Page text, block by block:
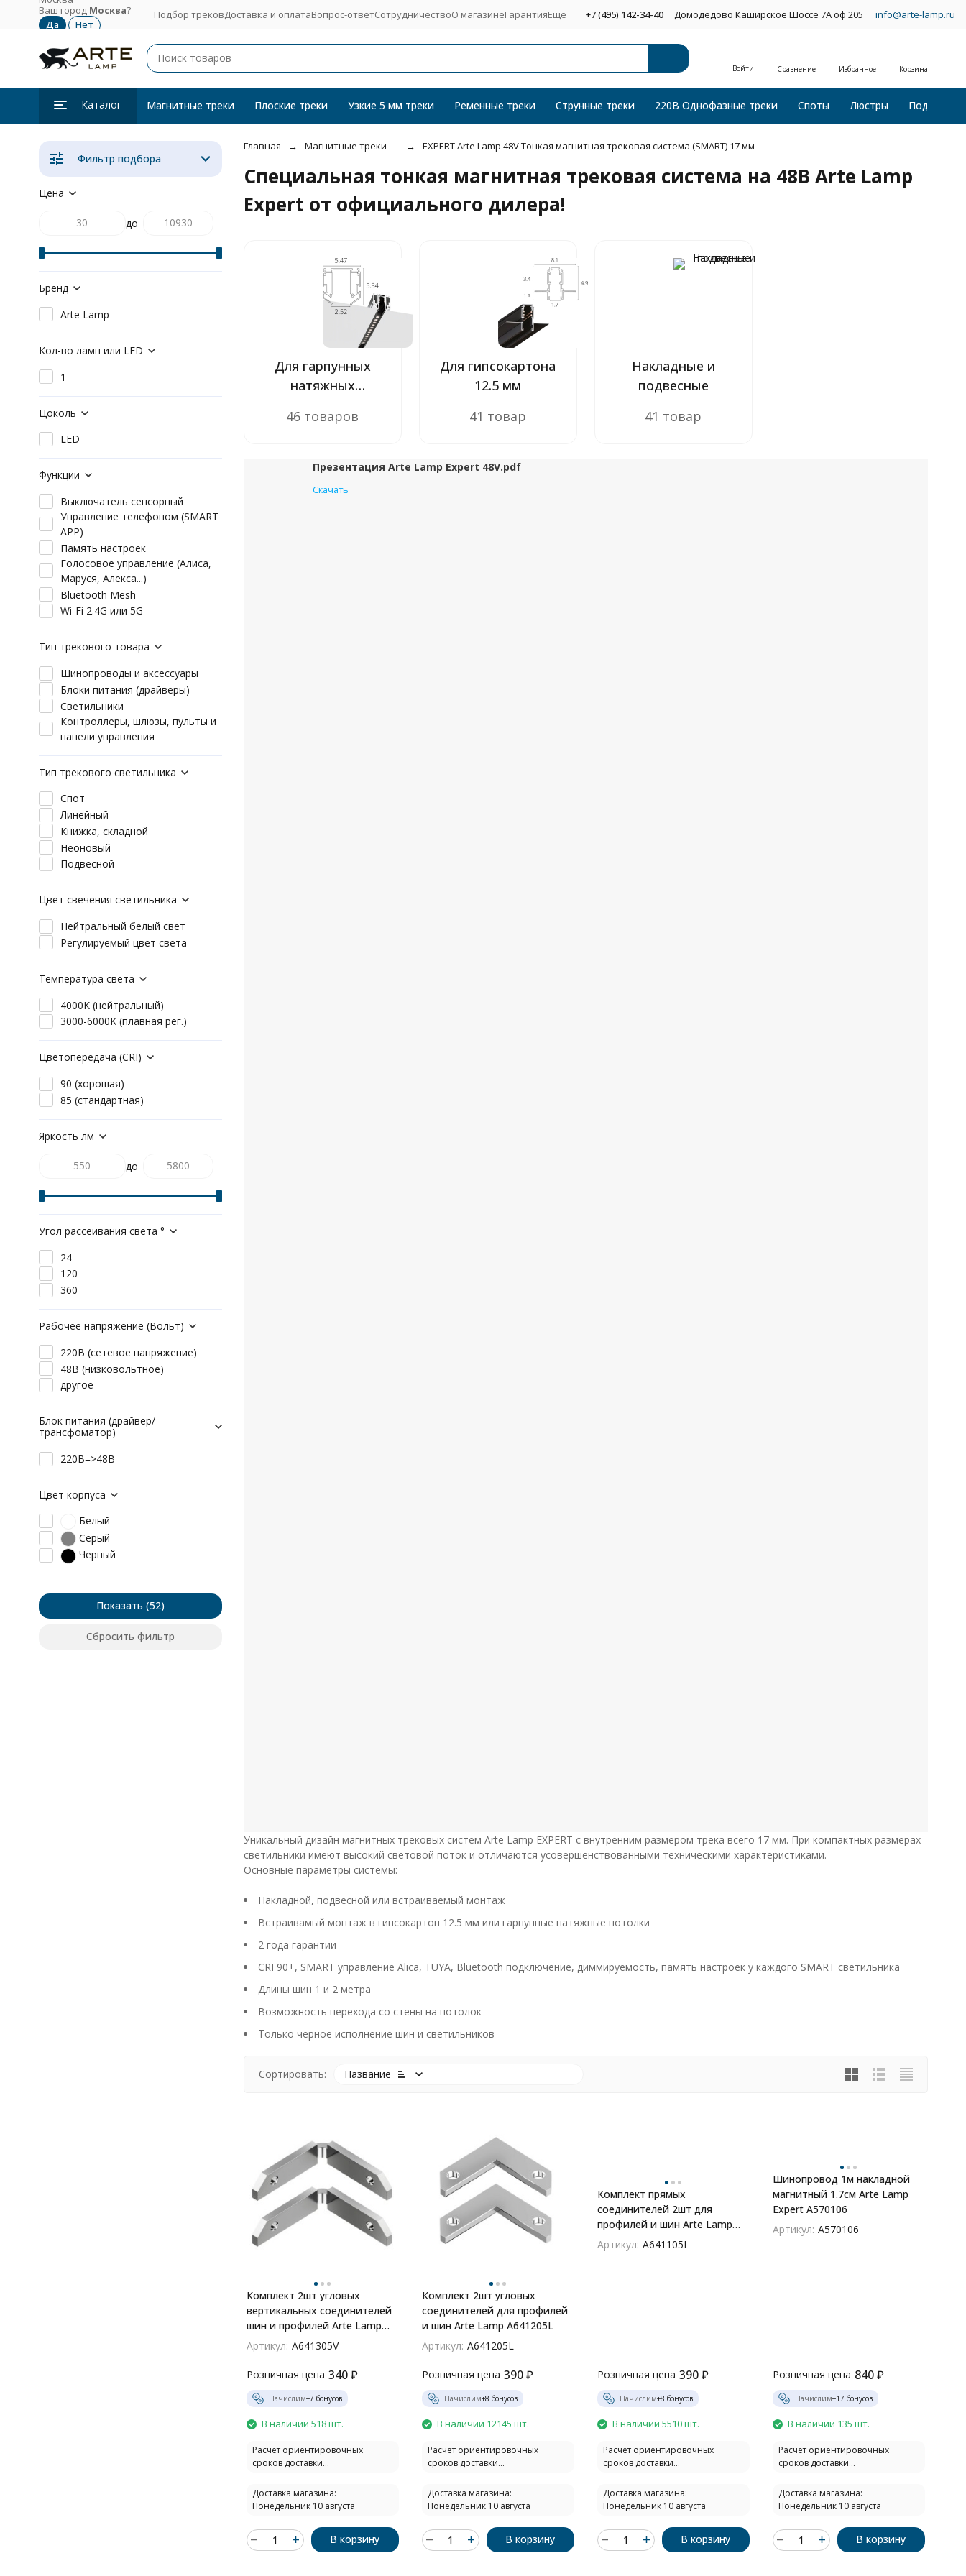
Ваш город Москва? Подбор трековДоставка и оплатаВопрос-ответСотрудничествоО магазинеГарантияЕщё +7 (495) 142-34-40 Домодедово Каширское Шоссе 7А оф 205 info@arte-lamp.ru
Войти Сравнение Избранное Корзина
Каталог Магнитные треки Плоские треки Узкие 5 мм треки Ременные треки Струнные треки 220В Однофазные треки Споты Люстры Подвесные
Главная Магнитные треки EXPERT Arte Lamp 48V Тонкая магнитная трековая система (SMART) 17 мм
Специальная тонкая магнитная трековая система на 48В Arte Lamp
Expert от официального дилера!
Для гарпунных
натяжных
46 товаров
Для гипсокартона
12.5 мм
41 товар
Накладные и
подвесные
41 товар
Презентация Arte Lamp Expert 48V.pdf
Скачать
Уникальный дизайн магнитных трековых систем Arte Lamp EXPERT с внутренним размером трека всего 17 мм. При компактных размерах
светильники имеют высокий световой поток и отличаются усовершенствованными техническими характеристиками.
Основные параметры системы:
Накладной, подвесной или встраиваемый монтаж
Встраивамый монтаж в гипсокартон 12.5 мм или гарпунные натяжные потолки
2 года гарантии
CRI 90+, SMART управление Alica, TUYA, Bluetooth подключение, диммируемость, память настроек у каждого SMART светильника
Длины шин 1 и 2 метра
Возможность перехода со стены на потолок
Только черное исполнение шин и светильников
Сортировать: Название
покупателей
Комплект 2шт угловых
вертикальных соединителей
шин и профилей Arte Lamp
A641305V
Артикул: A641305V
Розничная цена 340 ₽
Начислим+7 бонусов
В наличии 518 шт.
Расчёт ориентировочных
сроков доставки...
Доставка магазина:
Понедельник 10 августа
В корзину
Комплект 2шт угловых
соединителей для профилей
и шин Arte Lamp A641205L
Артикул: A641205L
Розничная цена 390 ₽
Начислим+8 бонусов
В наличии 12145 шт.
Расчёт ориентировочных
сроков доставки...
Доставка магазина:
Понедельник 10 августа
В корзину
Комплект прямых
соединителей 2шт для
профилей и шин Arte Lamp
A641105I
Артикул: A641105I
Розничная цена 390 ₽
Начислим+8 бонусов
В наличии 5510 шт.
Расчёт ориентировочных
сроков доставки...
Доставка магазина:
Понедельник 10 августа
В корзину
Шинопровод 1м накладной
магнитный 1.7см Arte Lamp
Expert A570106
Артикул: A570106
Розничная цена 840 ₽
Начислим+17 бонусов
В наличии 135 шт.
Расчёт ориентировочных
сроков доставки...
Доставка магазина:
Понедельник 10 августа
В корзину
Фильтр подбора
Цена
до
Бренд
Arte Lamp
Кол-во ламп или LED
1
Цоколь
LED
Функции
Выключатель сенсорный
Управление телефоном (SMART
APP)
Память настроек
Голосовое управление (Алиса,
Маруся, Алекса...)
Bluetooth Mesh
Wi-Fi 2.4G или 5G
Тип трекового товара
Шинопроводы и аксессуары
Блоки питания (драйверы)
Светильники
Контроллеры, шлюзы, пульты и
панели управления
Тип трекового светильника
Спот
Линейный
Книжка, складной
Неоновый
Подвесной
Цвет свечения светильника
Нейтральный белый свет
Регулируемый цвет света
Температура света
4000K (нейтральный)
3000-6000K (плавная рег.)
Цветопередача (CRI)
90 (хорошая)
85 (стандартная)
Яркость лм
до
Угол рассеивания света °
24
120
360
Рабочее напряжение (Вольт)
220В (сетевое напряжение)
48В (низковольтное)
другое
Блок питания (драйвер/
трансфоматор)
220В=>48В
Цвет корпуса
Белый
Серый
Черный
Показать
Сбросить фильтр